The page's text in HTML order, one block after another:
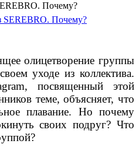
Почему?
олицетворение группы
уходе из коллектива.
посвященный этой
теме, объясняет, что
плавание. Но почему
своих подруг? Что